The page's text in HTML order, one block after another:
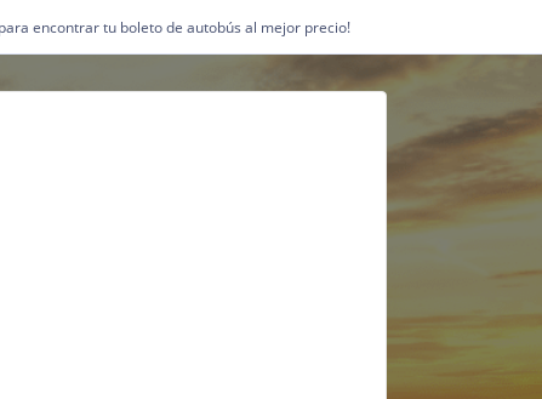
encontrar tu boleto de autobús al mejor precio!